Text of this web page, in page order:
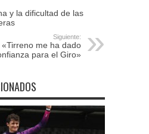
y la dificultad de las
Siguiente:
«Tirreno me ha dado
para el Giro»